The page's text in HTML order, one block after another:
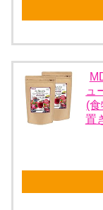
ュ
(
置